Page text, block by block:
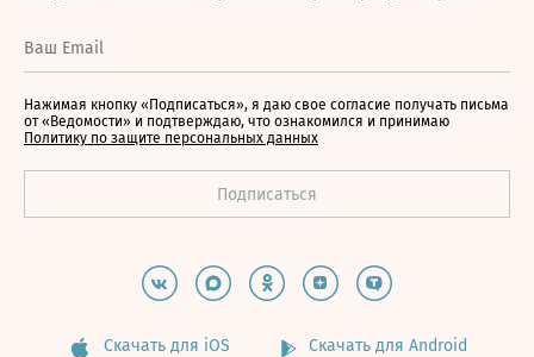
Нажимая кнопку «Подписаться», я даю свое согласие получать письма
от «Ведомости» и подтверждаю, что ознакомился и принимаю
Политику по защите персональных данных
Скачать для iOS Скачать для Android